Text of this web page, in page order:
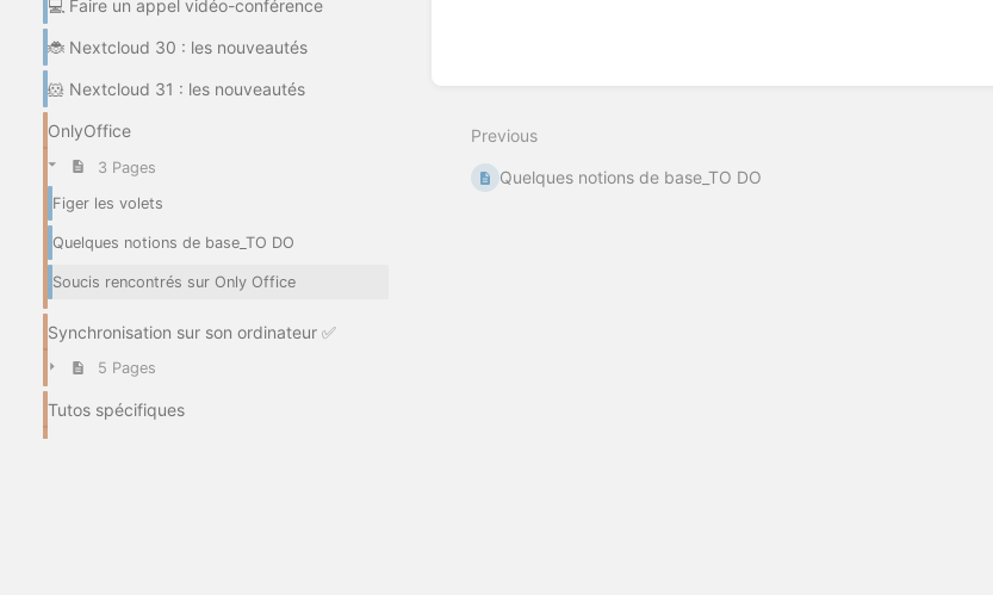
💻 Faire un appel vidéo-conférence
🐞 Nextcloud 30 : les nouveautés
🐹 Nextcloud 31 : les nouveautés
OnlyOffice
3 Pages
Figer les volets
Quelques notions de base_TO DO
Soucis rencontrés sur Only Office
Synchronisation sur son ordinateur ✅
5 Pages
Tutos spécifiques
Previous
Quelques notions de base_TO DO